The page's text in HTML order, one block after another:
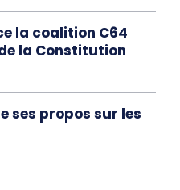
la coalition C64
la Constitution
ses propos sur les